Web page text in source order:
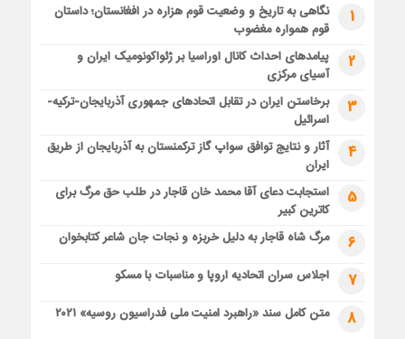
1
نگاهی به تاریخ و وضعیت قوم هزاره در افغانستان؛ داستان
قوم همواره مغضوب
2
پیامدهای احداث کانال اوراسیا بر ژئواکونومیک ایران و
آسیای مرکزی
3
برخاستن ایران در تقابل اتحادهای جمهوری آذربایجان-ترکیه-
اسرائیل
4
آثار و نتایج توافق سواپ گاز ترکمنستان به آذربایجان از طریق
ایران
5
استجابت دعای آقا محمد خان قاجار در طلب حق مرگ برای
کاترین کبیر
6 مرگ شاه قاجار به دلیل خربزه و نجات جان شاعر کتابخوان
7 اجلاس سران اتحادیه اروپا و مناسبات با مسکو
8 متن کامل سند «راهبرد امنیت ملی فدراسیون روسیه» ۲۰۲۱